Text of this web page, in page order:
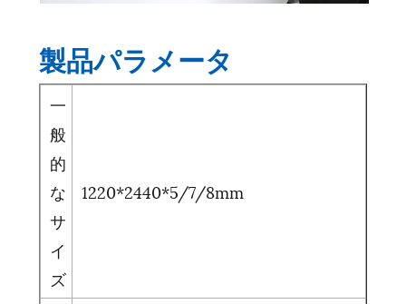
製品パラメータ
一
般
的
な
サ
イ
ズ
1220*2440*5/7/8mm